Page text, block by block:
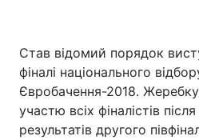
Став відомий порядок
фіналі національного
Євробачення-2018.
участю всіх фіналістів
результатів другого